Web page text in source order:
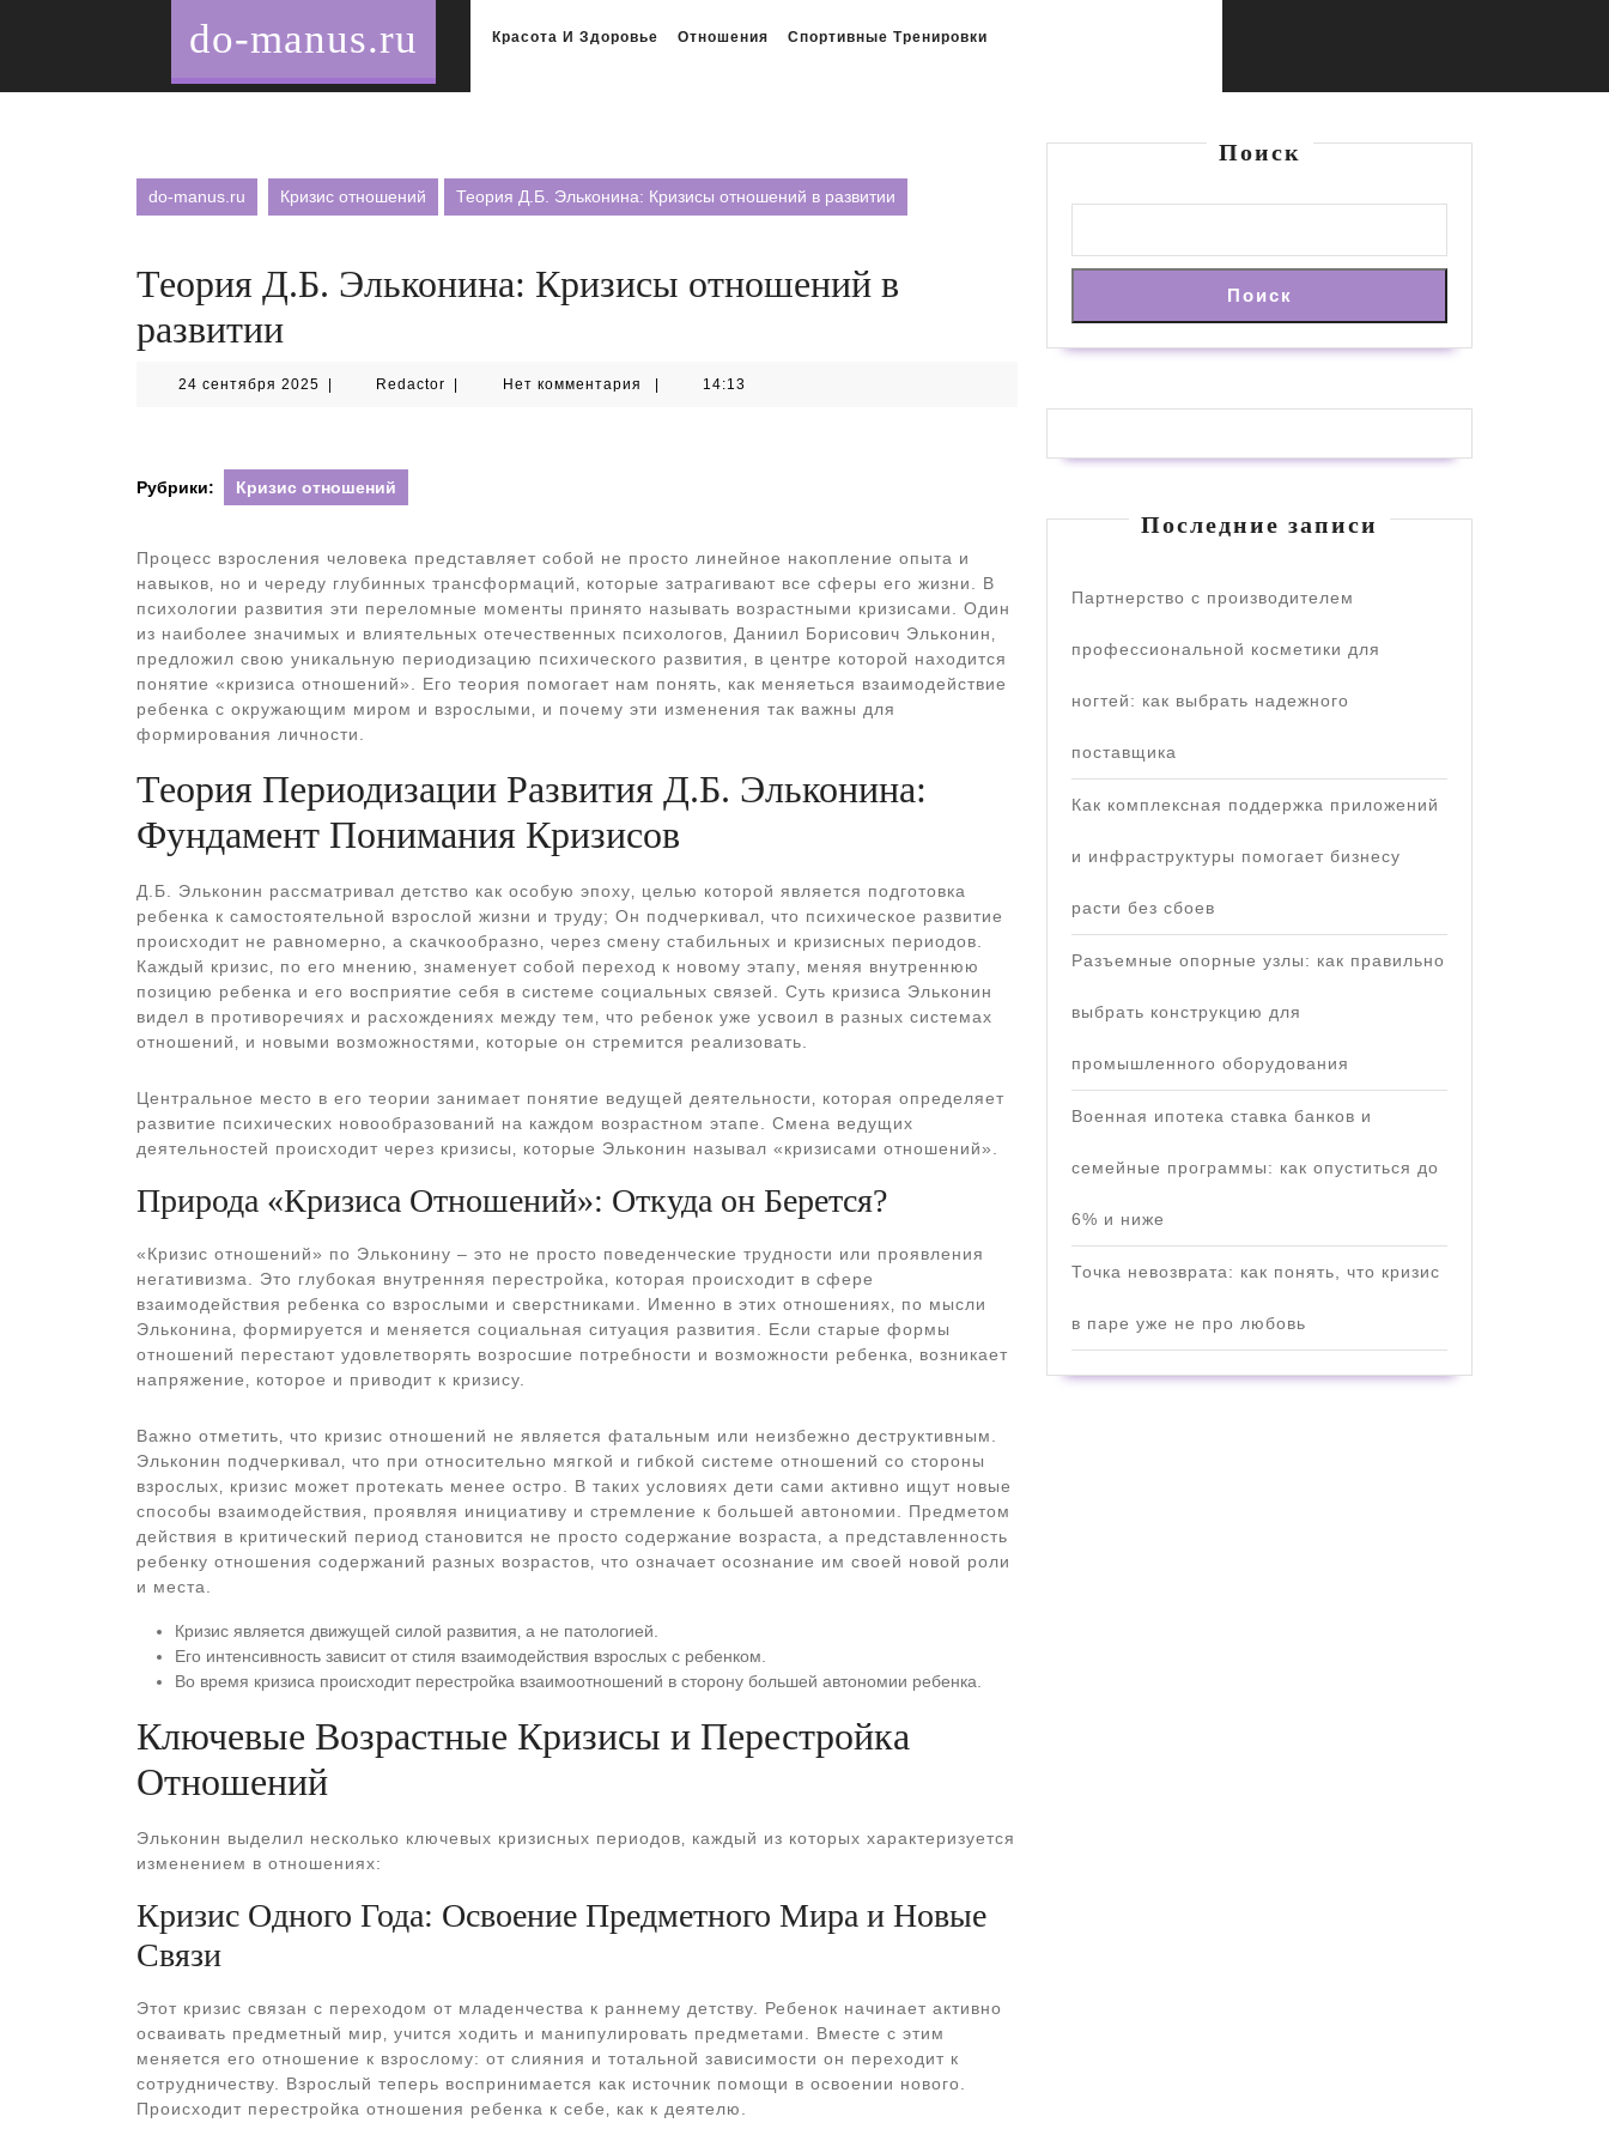
do-manus.ru Красота И Здоровье Отношения Спортивные Тренировки
do-manus.ru Кризис отношений Теория Д.Б. Эльконина: Кризисы отношений в развитии
Теория Д.Б. Эльконина: Кризисы отношений в
развитии
24 сентября 2025 24
Redactor RedactorНет комментария 14:13
Рубрики: Кризис отношений
Процесс взросления человека представляет собой не просто линейное накопление опыта и
навыков‚ но и череду глубинных трансформаций‚ которые затрагивают все сферы его жизни. В
психологии развития эти переломные моменты принято называть возрастными кризисами. Один
из наиболее значимых и влиятельных отечественных психологов‚ Даниил Борисович Эльконин‚
предложил свою уникальную периодизацию психического развития‚ в центре которой находится
понятие «кризиса отношений». Его теория помогает нам понять‚ как меняеться взаимодействие
ребенка с окружающим миром и взрослыми‚ и почему эти изменения так важны для
формирования личности.
Теория Периодизации Развития Д.Б. Эльконина:
Фундамент Понимания Кризисов
Д.Б. Эльконин рассматривал детство как особую эпоху‚ целью которой является подготовка
ребенка к самостоятельной взрослой жизни и труду; Он подчеркивал‚ что психическое развитие
происходит не равномерно‚ а скачкообразно‚ через смену стабильных и кризисных периодов.
Каждый кризис‚ по его мнению‚ знаменует собой переход к новому этапу‚ меняя внутреннюю
позицию ребенка и его восприятие себя в системе социальных связей. Суть кризиса Эльконин
видел в противоречиях и расхождениях между тем‚ что ребенок уже усвоил в разных системах
отношений‚ и новыми возможностями‚ которые он стремится реализовать.
Центральное место в его теории занимает понятие ведущей деятельности‚ которая определяет
развитие психических новообразований на каждом возрастном этапе. Смена ведущих
деятельностей происходит через кризисы‚ которые Эльконин называл «кризисами отношений».
Природа «Кризиса Отношений»: Откуда он Берется?
«Кризис отношений» по Эльконину – это не просто поведенческие трудности или проявления
негативизма. Это глубокая внутренняя перестройка‚ которая происходит в сфере
взаимодействия ребенка со взрослыми и сверстниками. Именно в этих отношениях‚ по мысли
Эльконина‚ формируется и меняется социальная ситуация развития. Если старые формы
отношений перестают удовлетворять возросшие потребности и возможности ребенка‚ возникает
напряжение‚ которое и приводит к кризису.
Важно отметить‚ что кризис отношений не является фатальным или неизбежно деструктивным.
Эльконин подчеркивал‚ что при относительно мягкой и гибкой системе отношений со стороны
взрослых‚ кризис может протекать менее остро. В таких условиях дети сами активно ищут новые
способы взаимодействия‚ проявляя инициативу и стремление к большей автономии. Предметом
действия в критический период становится не просто содержание возраста‚ а представленность
ребенку отношения содержаний разных возрастов‚ что означает осознание им своей новой роли
и места.
Кризис является движущей силой развития‚ а не патологией.
Его интенсивность зависит от стиля взаимодействия взрослых с ребенком.
Во время кризиса происходит перестройка взаимоотношений в сторону большей автономии ребенка.
Ключевые Возрастные Кризисы и Перестройка
Отношений
Эльконин выделил несколько ключевых кризисных периодов‚ каждый из которых характеризуется
изменением в отношениях:
Кризис Одного Года: Освоение Предметного Мира и Новые
Связи
Этот кризис связан с переходом от младенчества к раннему детству. Ребенок начинает активно
осваивать предметный мир‚ учится ходить и манипулировать предметами. Вместе с этим
меняется его отношение к взрослому: от слияния и тотальной зависимости он переходит к
сотрудничеству. Взрослый теперь воспринимается как источник помощи в освоении нового.
Происходит перестройка отношения ребенка к себе‚ как к деятелю.
Поиск
Поиск
Последние записи
Партнерство с производителем
профессиональной косметики для
ногтей: как выбрать надежного
поставщика
Как комплексная поддержка приложений
и инфраструктуры помогает бизнесу
расти без сбоев
Разъемные опорные узлы: как правильно
выбрать конструкцию для
промышленного оборудования
Военная ипотека ставка банков и
семейные программы: как опуститься до
6% и ниже
Точка невозврата: как понять, что кризис
в паре уже не про любовь